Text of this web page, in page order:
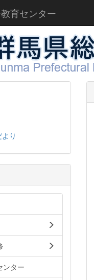
育センター
り
ンター